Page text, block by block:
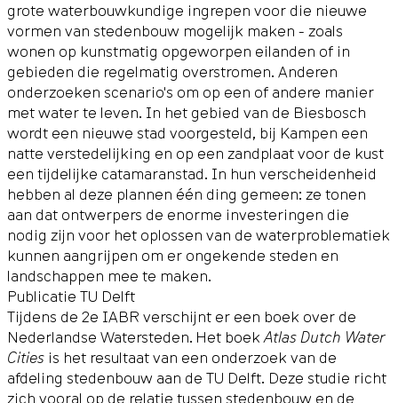
grote waterbouwkundige ingrepen voor die nieuwe
vormen van stedenbouw mogelijk maken - zoals
wonen op kunstmatig opgeworpen eilanden of in
gebieden die regelmatig overstromen. Anderen
onderzoeken scenario's om op een of andere manier
met water te leven. In het gebied van de Biesbosch
wordt een nieuwe stad voorgesteld, bij Kampen een
natte verstedelijking en op een zandplaat voor de kust
een tijdelijke catamaranstad. In hun verscheidenheid
hebben al deze plannen één ding gemeen: ze tonen
aan dat ontwerpers de enorme investeringen die
nodig zijn voor het oplossen van de waterproblematiek
kunnen aangrijpen om er ongekende steden en
landschappen mee te maken.
Publicatie TU Delft
Tijdens de 2e IABR verschijnt er een boek over de
Nederlandse Watersteden. Het boekAtlas Dutch Water
Cities is het resultaat van een onderzoek van de
afdeling stedenbouw aan de TU Delft. Deze studie richt
zich vooral op de relatie tussen stedenbouw en de